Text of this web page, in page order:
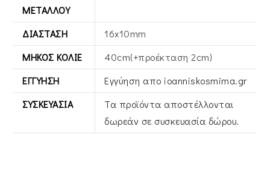
ΜΕΤΆΛΛΟΥ
ΔΙΆΣΤΑΣΗ
16x10mm
ΜΉΚΟΣ ΚΟΛΙΈ
40cm(+προέκταση 2cm)
ΕΓΓΎΗΣΗ
Εγγύηση απο ioanniskosmima.gr
ΣΥΣΚΕΥΑΣΊΑ
Τα προϊόντα αποστέλλονται
δωρεάν σε συσκευασία δώρου.